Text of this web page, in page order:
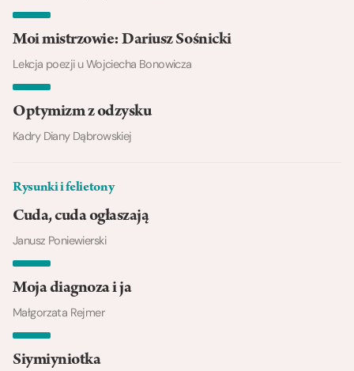
Moi mistrzowie: Dariusz Sośnicki
Lekcja poezji u Wojciecha Bonowicza
Optymizm z odzysku
Kadry Diany Dąbrowskiej
Rysunki i felietony
Cuda, cuda ogłaszają
Janusz Poniewierski
Moja diagnoza i ja
Małgorzata Rejmer
Siymiyniotka